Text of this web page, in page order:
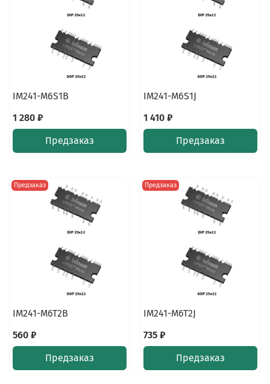
IM241-M6S1B
1 280 ₽
Предзаказ
IM241-M6S1J
1 410 ₽
Предзаказ
Предзаказ
IM241-M6T2B
560 ₽
Предзаказ
Предзаказ
IM241-M6T2J
735 ₽
Предзаказ